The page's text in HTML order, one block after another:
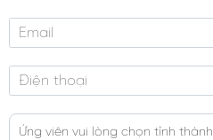
Ứng viên vui lòng chọn tỉnh thành